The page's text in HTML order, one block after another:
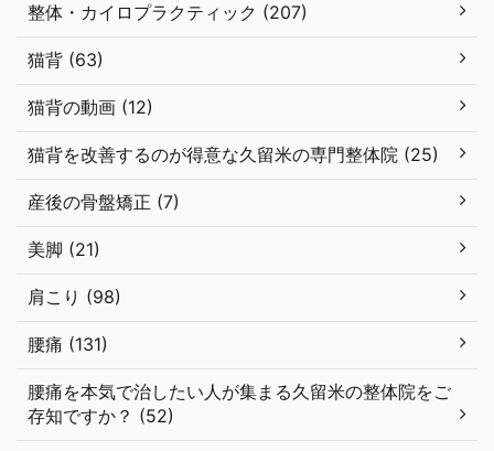
整体・カイロプラクティック (207)
猫背 (63)
猫背の動画 (12)
猫背を改善するのが得意な久留米の専門整体院 (25)
産後の骨盤矯正 (7)
美脚 (21)
肩こり (98)
腰痛 (131)
腰痛を本気で治したい人が集まる久留米の整体院をご
存知ですか？ (52)